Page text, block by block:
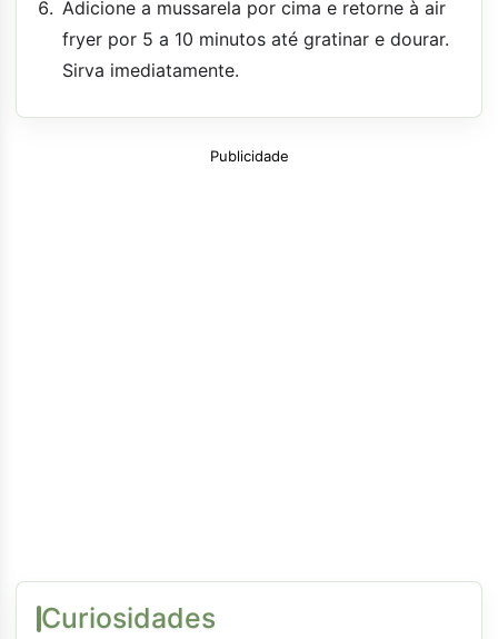
Adicione a mussarela por cima e retorne à air
fryer por 5 a 10 minutos até gratinar e dourar.
Sirva imediatamente.
Publicidade
Curiosidades